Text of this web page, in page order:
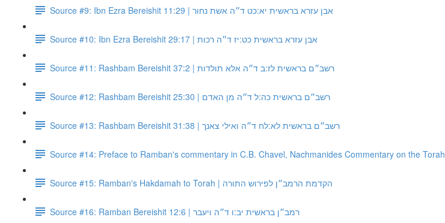
Source #9: Ibn Ezra Bereishit 11:29 | אבן עזרא בראשית יא:כט ד״ה אשת נחור
Source #10: Ibn Ezra Bereishit 29:17 | אבן עזרא בראשית כט:יז ד״ה רכות
Source #11: Rashbam Bereishit 37:2 | רשב״ם בראשית לז:ב ד״ה אלא תולדות
Source #12: Rashbam Bereishit 25:30 | רשב״ם בראשית כה:ל ד״ה מן האדם
Source #13: Rashbam Bereishit 31:38 | רשב״ם בראשית לא:לח ד״ה ואילי צאנך
Source #14: Preface to Ramban's commentary in C.B. Chavel, Nachmanides Commentary on the Torah
Source #15: Ramban's Hakdamah to Torah | הקדמת הרמב״ן לפירוש התורה
Source #16: Ramban Bereishit 12:6 | רמב״ן בראשית יב:ו ד״ה ויעבר